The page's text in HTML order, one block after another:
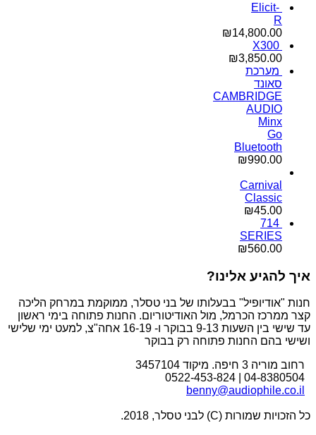
Elicit-
R
₪14,800.00
X300
₪3,850.00
מערכת
סאונד
CAMBRIDGE
AUDIO
Minx
Go
Bluetooth
₪990.00
Carnival
Classic
₪45.00
714
SERIES
₪560.00
איך להגיע אלינו?
חנות "אודיופיל" בבעלותו של בני טסלר, ממוקמת במרחק הליכה
קצר ממרכז הכרמל, מול האודיטוריום. החנות פתוחה בימי ראשון
עד שישי בין השעות 9-13 בבוקר ו- 16-19 אחה"צ, למעט ימי שלישי
ושישי בהם החנות פתוחה רק בבוקר
רחוב מוריה 3 חיפה. מיקוד 3457104
benny@audiophile.co.il
כל הזכויות שמורות (C) לבני טסלר, 2018.